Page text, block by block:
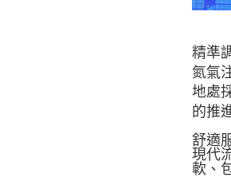
精準
氮氣
地處
的推
舒適
現代
軟、